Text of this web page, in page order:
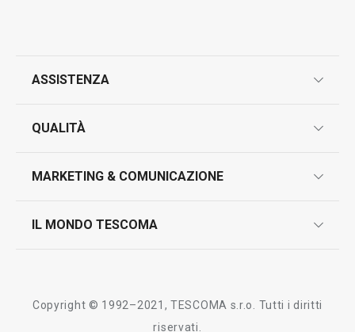
ASSISTENZA
contatti
QUALITÀ
test sui prodotti
MARKETING & COMUNICAZIONE
IL MONDO TESCOMA
Copyright © 1992–2021, TESCOMA s.r.o. Tutti i diritti
riservati.